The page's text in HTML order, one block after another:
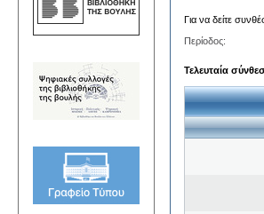
Για να δείτε
Περίοδος:
Τελευταία